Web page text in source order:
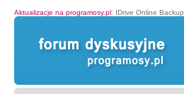
Aktualizacje na programosy.pl: IDrive Online Backup